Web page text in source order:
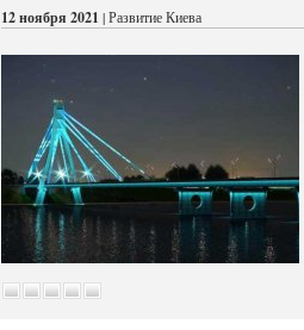
12 ноября 2021 | Развитие Киева